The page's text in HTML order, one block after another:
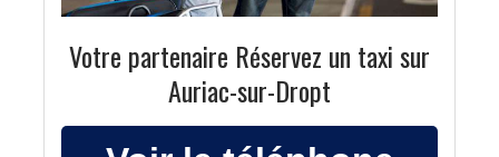
Votre partenaire Réservez un taxi sur
Auriac-sur-Dropt